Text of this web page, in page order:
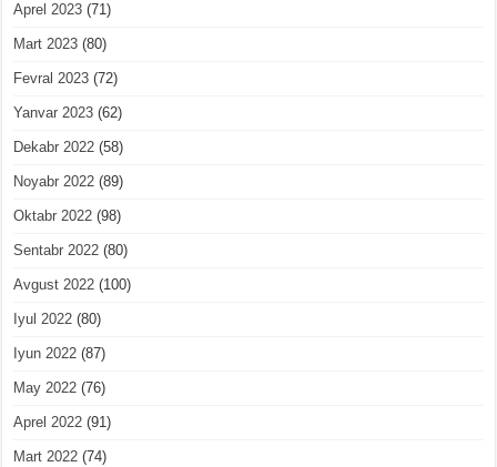
Aprel 2023 (71)
Mart 2023 (80)
Fevral 2023 (72)
Yanvar 2023 (62)
Dekabr 2022 (58)
Noyabr 2022 (89)
Oktabr 2022 (98)
Sentabr 2022 (80)
Avgust 2022 (100)
Iyul 2022 (80)
Iyun 2022 (87)
May 2022 (76)
Aprel 2022 (91)
Mart 2022 (74)